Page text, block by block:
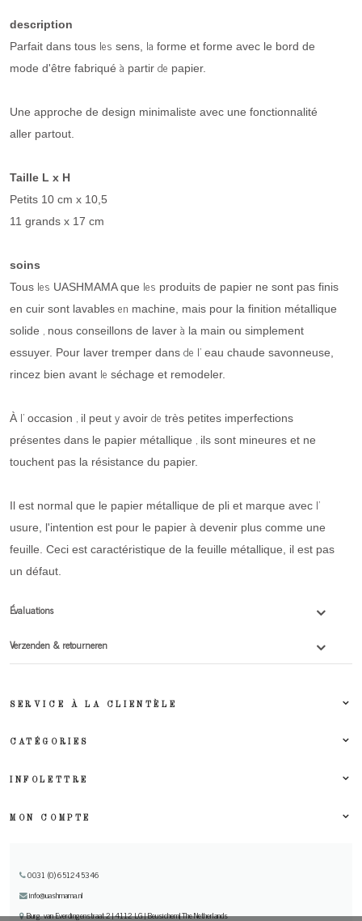
description
Parfait dans tous les sens, la forme et forme avec le bord de
mode d'être fabriqué à partir de papier.
Une approche de design minimaliste avec une fonctionnalité
aller partout.
Taille L x H
Petits 10 cm x 10,5
11 grands x 17 cm
soins
Tous les UASHMAMA que les produits de papier ne sont pas finis
en cuir sont lavables en machine, mais pour la finition métallique
solide , nous conseillons de laver à la main ou simplement
essuyer. Pour laver tremper dans de l' eau chaude savonneuse,
rincez bien avant le séchage et remodeler.
À l' occasion , il peut y avoir de très petites imperfections
présentes dans le papier métallique , ils sont mineures et ne
touchent pas la résistance du papier.
Il est normal que le papier métallique de pli et marque avec l'
usure, l'intention est pour le papier à devenir plus comme une
feuille. Ceci est caractéristique de la feuille métallique, il est pas
un défaut.
Évaluations
Verzenden & retourneren
SERVICE À LA CLIENTÈLE
CATÉGORIES
INFOLETTRE
MON COMPTE
0031 (0) 651245346
info@uashmama.nl
Burg. van Everdingenstraat 2 | 4112 LG | Beusichem| The Netherlands